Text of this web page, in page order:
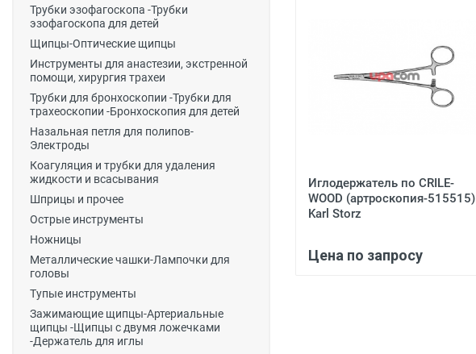
Трубки эзофагоскопа -Трубки
эзофагоскопа для детей
Щипцы-Оптические щипцы
Инструменты для анастезии, экстренной
помощи, хирургия трахеи
Трубки для бронхоскопии -Трубки для
трахеоскопии -Бронхоскопия для детей
Назальная петля для полипов-
Электроды
Коагуляция и трубки для удаления
жидкости и всасывания
Шприцы и прочее
Острые инструменты
Ножницы
Металлические чашки-Лампочки для
головы
Тупые инструменты
Зажимающие щипцы-Артериальные
щипцы -Щипцы с двумя ложечками
-Держатель для иглы
Иглодержатель по CRILE-
WOOD (артроскопия-515515)
Karl Storz
Цена по запросу